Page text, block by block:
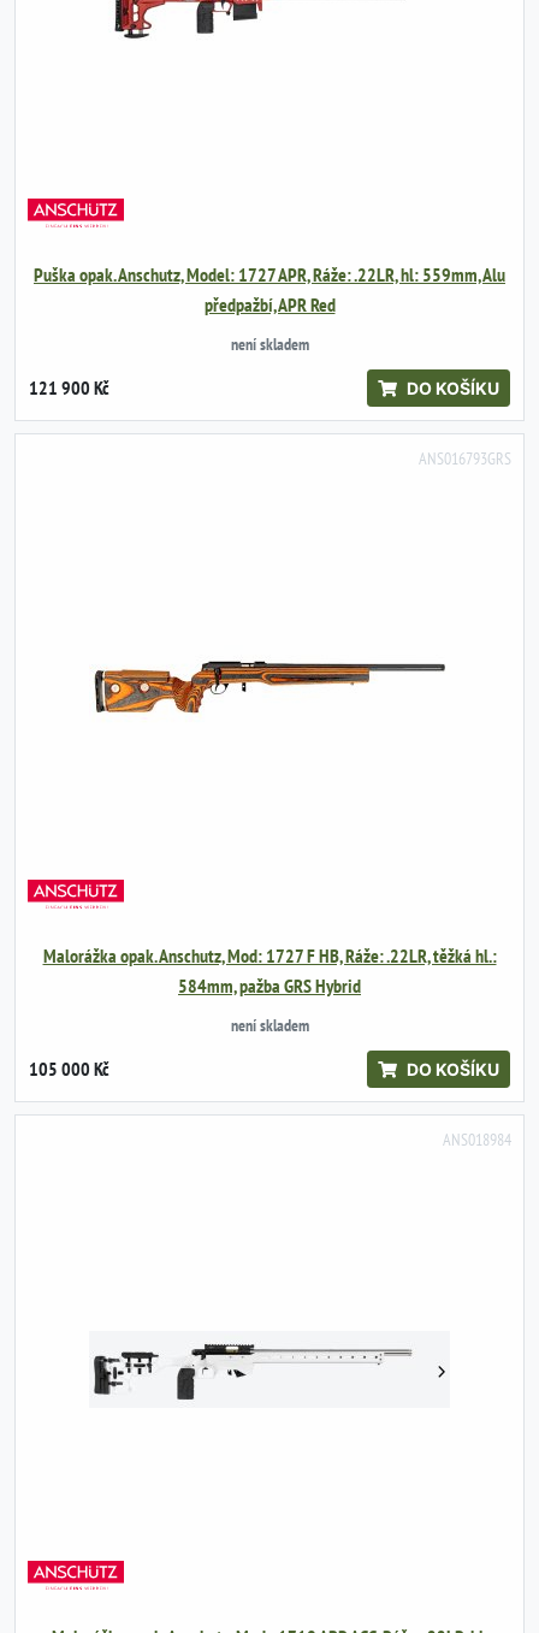
Puška opak. Anschutz, Model: 1727 APR, Ráže: .22LR, hl: 559mm, Alu
předpažbí, APR Red
není skladem
121 900 Kč DO KOŠÍKU
ANS016793GRS
Malorážka opak. Anschutz, Mod: 1727 F HB, Ráže: .22LR, těžká hl.:
584mm, pažba GRS Hybrid
není skladem
105 000 Kč DO KOŠÍKU
ANS018984